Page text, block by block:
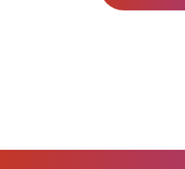
Свадебный организатор —
хочется принять участие в